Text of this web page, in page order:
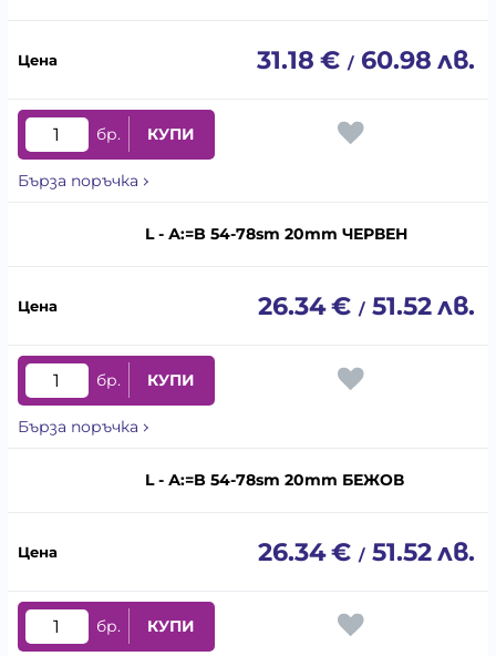
31.18 € / 60.98 лв.
бр. КУПИ
Бърза поръчка
L - А:=B 54-78sm 20mm ЧЕРВЕН
26.34€ / 51.52лв.
бр. КУПИ
Бърза поръчка
L - А:=B 54-78sm 20mm БЕЖОВ
26.34€ / 51.52лв.
бр. КУПИ